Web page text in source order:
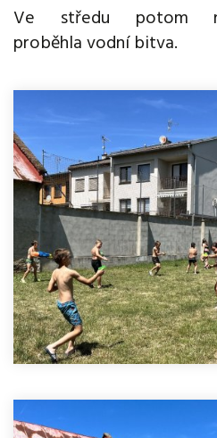
Ve středu potom
proběhla vodní bitva.